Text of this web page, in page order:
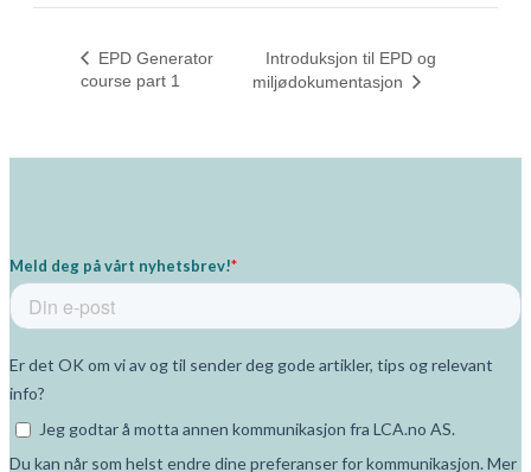
EPD Generator
course part 1
Introduksjon til EPD og
miljødokumentasjon